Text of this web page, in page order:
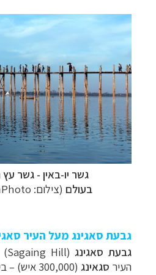
גשר יו-באין - גשר
בעולם (צילום:
גבעת סאגינג מעל העיר
גבעת סאגינג(Sagaing Hill) היא
העיר סגאינג (300,000 איש) –